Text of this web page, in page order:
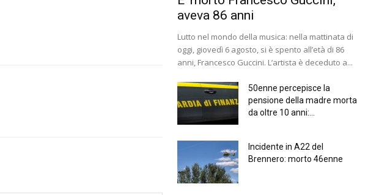
aveva 86 anni
Lutto nel mondo della musica: nella mattinata di
oggi, giovedì 6 agosto, si è spento all’età di 86
anni, Francesco Guccini. L’artista è deceduto a...
50enne percepisce la
pensione della madre morta
da oltre 10 anni:...
Incidente in A22 del
Brennero: morto 46enne